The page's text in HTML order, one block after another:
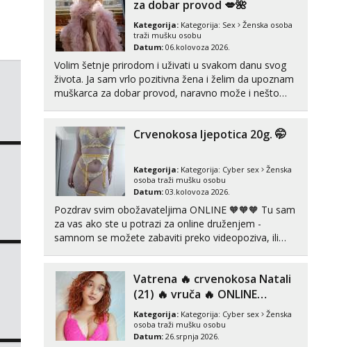
Tel: 064/677-677- Kod: #142
tel:0,93€ - mob:1,12€ min
Mira
Tel:064/677-677- Kod: #72
tel:0,93€ - mob:1,12€ min
Razgovaram :)
tel:0,93€ - mob:1,12€ min
Obavijesti me kada se oslobodi
Razgovaram :)
Tel:064/677-677- Kod: #04
tel:0,93€ - mob:1,12€ min
Snježana
Čekam tvoj poziv!
Tel: 064/677-677- Kod: #119
za dobar provod 💋🌺
Kategorija: Kategorija: Sex
Ženska osoba
traži mušku osobu
Datum: 06.kolovoza 2026.
Volim šetnje prirodom i uživati u svakom danu svog
života. Ja sam vrlo pozitivna žena i želim da upoznam
muškarca za dobar provod, naravno može i nešto
Crvenokosa ljepotica 20g. 🤭
Kategorija: Kategorija: Cyber sex
Ženska
osoba traži mušku osobu
Datum: 03.kolovoza 2026.
Pozdrav svim obožavateljima ONLINE 🧡🧡🧡 Tu sam
za vas ako ste u potrazi za online druženjem -
samnom se možete zabaviti preko videopoziva, ili
tipkanja uz slike i hot line pozive. Za vas sam
pripremila ...
Vatrena ‎️‍🔥 crvenokosa Natali
(21) ‎️‍🔥 vruča‎ ️‍🔥 ONLINE
ZABAVA
Kategorija: Kategorija: Cyber sex
Ženska
osoba traži mušku osobu
Datum: 26.srpnja 2026.